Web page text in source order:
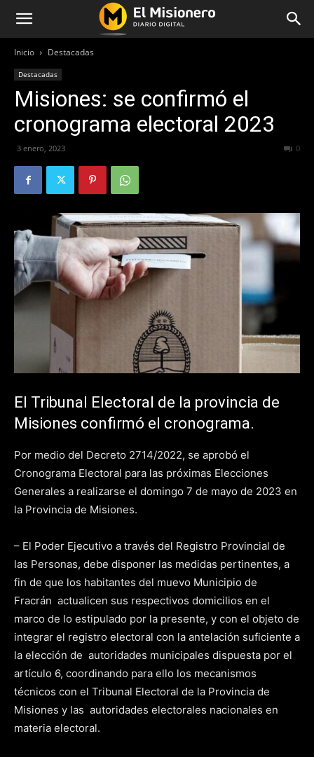
Inicio Destacadas
Destacadas
Misiones: se confirmó el
cronograma electoral 2023
3 enero, 2023 0
El Tribunal Electoral de la provincia de
Misiones confirmó el cronograma.
Por medio del Decreto 2714/2022, se aprobó el
Cronograma Electoral para las próximas Elecciones
Generales a realizarse el domingo 7 de mayo de 2023 en
la Provincia de Misiones.
– El Poder Ejecutivo a través del Registro Provincial de
las Personas, debe disponer las medidas pertinentes, a
fin de que los habitantes del muevo Municipio de
Fracrán actualicen sus respectivos domicilios en el
marco de lo estipulado por la presente, y con el objeto de
integrar el registro electoral con la antelación suficiente a
la elección de autoridades municipales dispuesta por el
artículo 6, coordinando para ello los mecanismos
técnicos con el Tribunal Electoral de la Provincia de
Misiones y las autoridades electorales nacionales en
materia electoral.